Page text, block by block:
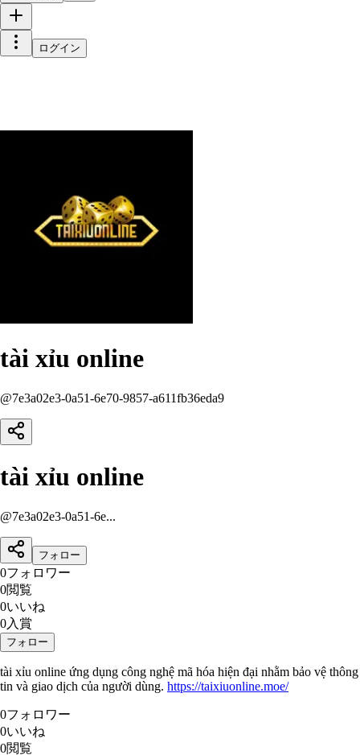
ログイン
tài xỉu online
@7e3a02e3-0a51-6e70-9857-a611fb36eda9
tài xỉu online
@7e3a02e3-0a51-6e...
フォロー
0フォロワー
0閲覧
0いいね
0入賞
フォロー
tài xỉu online ứng dụng công nghệ mã hóa hiện đại nhằm bảo vệ thông
tin và giao dịch của người dùng. https://taixiuonline.moe/
0フォロワー
0いいね
0閲覧